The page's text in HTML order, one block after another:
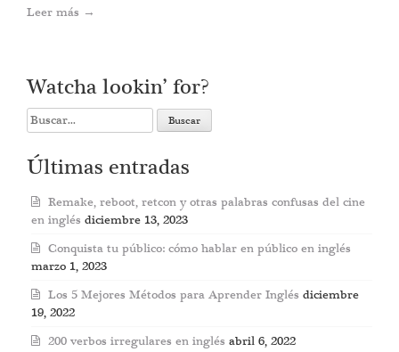
Leer más →
Watcha lookin’ for?
Search
for:
Últimas entradas
Remake, reboot, retcon y otras palabras confusas del cine
en inglés diciembre 13, 2023
Conquista tu público: cómo hablar en público en inglés
marzo 1, 2023
Los 5 Mejores Métodos para Aprender Inglés diciembre
19, 2022
200 verbos irregulares en inglés abril 6, 2022